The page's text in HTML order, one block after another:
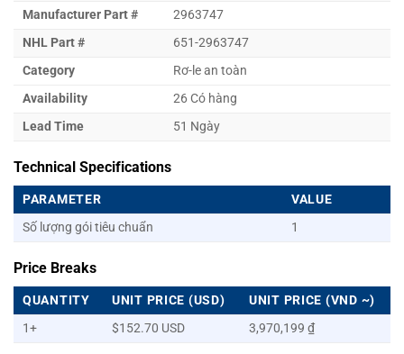
Manufacturer Part #
2963747
NHL Part #
651-2963747
Category
Rơ-le an toàn
Availability
26 Có hàng
Lead Time
51 Ngày
Technical Specifications
PARAMETER
VALUE
Số lượng gói tiêu chuẩn
1
Price Breaks
QUANTITY UNIT PRICE (USD)
UNIT PRICE (VND ~)
1+
$152.70 USD 3,970,199 ₫